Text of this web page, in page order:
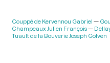
Couppé de Kervennou Gabriel
Champeaux Julien François
Tuault de la Bouverie Joseph Golven